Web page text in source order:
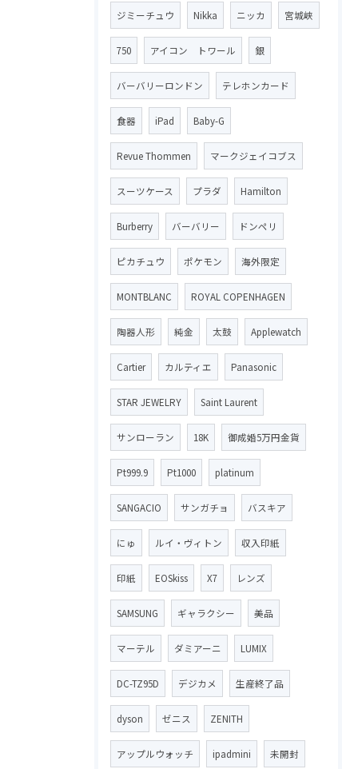
ジミーチュウ Nikka ニッカ 宮城峡
750 アイコン トワール 銀
バーバリーロンドン テレホンカード
食器 iPad Baby-G
Revue Thommen マークジェイコブス
スーツケース プラダ Hamilton
Burberry バーバリー ドンペリ
ピカチュウ ポケモン 海外限定
MONTBLANC ROYAL COPENHAGEN
陶器人形 純金 太鼓 Applewatch
Cartier カルティエ Panasonic
STAR JEWELRY Saint Laurent
サンローラン 18K 御成婚5万円金貨
Pt999.9 Pt1000 platinum
SANGACIO サンガチョ バスキア
にゅ ルイ・ヴィトン 収入印紙
印紙 EOSkiss X7 レンズ
SAMSUNG ギャラクシー 美品
マーテル ダミアーニ LUMIX
DC-TZ95D デジカメ 生産終了品
dyson ゼニス ZENITH
アップルウォッチ ipadmini 未開封